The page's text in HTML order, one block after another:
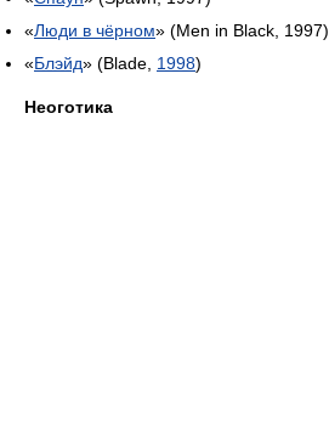
«Люди в чёрном» (Men in Black, 1997)
«Блэйд» (Blade, 1998)
Неоготика